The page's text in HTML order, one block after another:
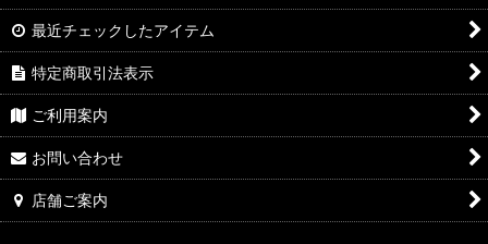
2026年2月DMワイン
2026年1月DMワイン
2025年12月DMワイン
2025年11月DMワイン
2025年10月DMワイン
最近チェックしたアイテム
特定商取引法表示
ご利用案内
お問い合わせ
店舗ご案内